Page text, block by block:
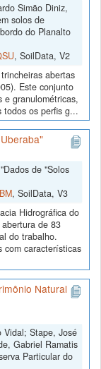
Simão Diniz,
solos de
do Planalto
, SoilData, V2
abertas
Este conjunto
e granulométricas,
todos os perfis g...
de "Solos
, SoilData, V3
Hidrográfica do
de 83
do trabalho.
com características
Natural
Vidal; Stape, José
Gabriel Ramatis
Particular do